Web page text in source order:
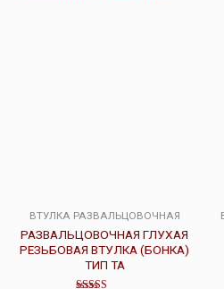
ВТУЛКА РАЗВАЛЬЦОВОЧНАЯ
РАЗВАЛЬЦОВОЧНАЯ ГЛУХАЯ
РЕЗЬБОВАЯ ВТУЛКА (БОНКА)
ТИП ТА